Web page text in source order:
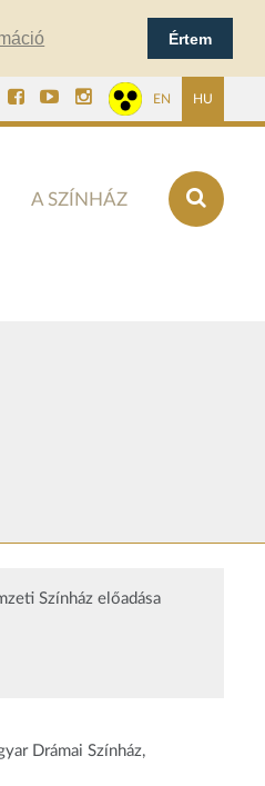
Értem
EN HU
A SZÍNHÁZ
Színház előadása
Drámai Színház,